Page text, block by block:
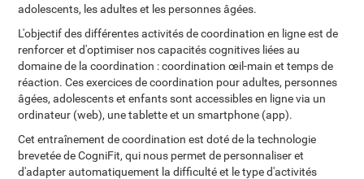
adolescents, les adultes et les personnes âgées.
L'objectif des différentes activités de coordination en ligne est de
renforcer et d'optimiser nos capacités cognitives liées au
domaine de la coordination : coordination œil-main et temps de
réaction. Ces exercices de coordination pour adultes, personnes
âgées, adolescents et enfants sont accessibles en ligne via un
ordinateur (web), une tablette et un smartphone (app).
Cet entraînement de coordination est doté de la technologie
brevetée de CogniFit, qui nous permet de personnaliser et
d'adapter automatiquement la difficulté et le type d'activités